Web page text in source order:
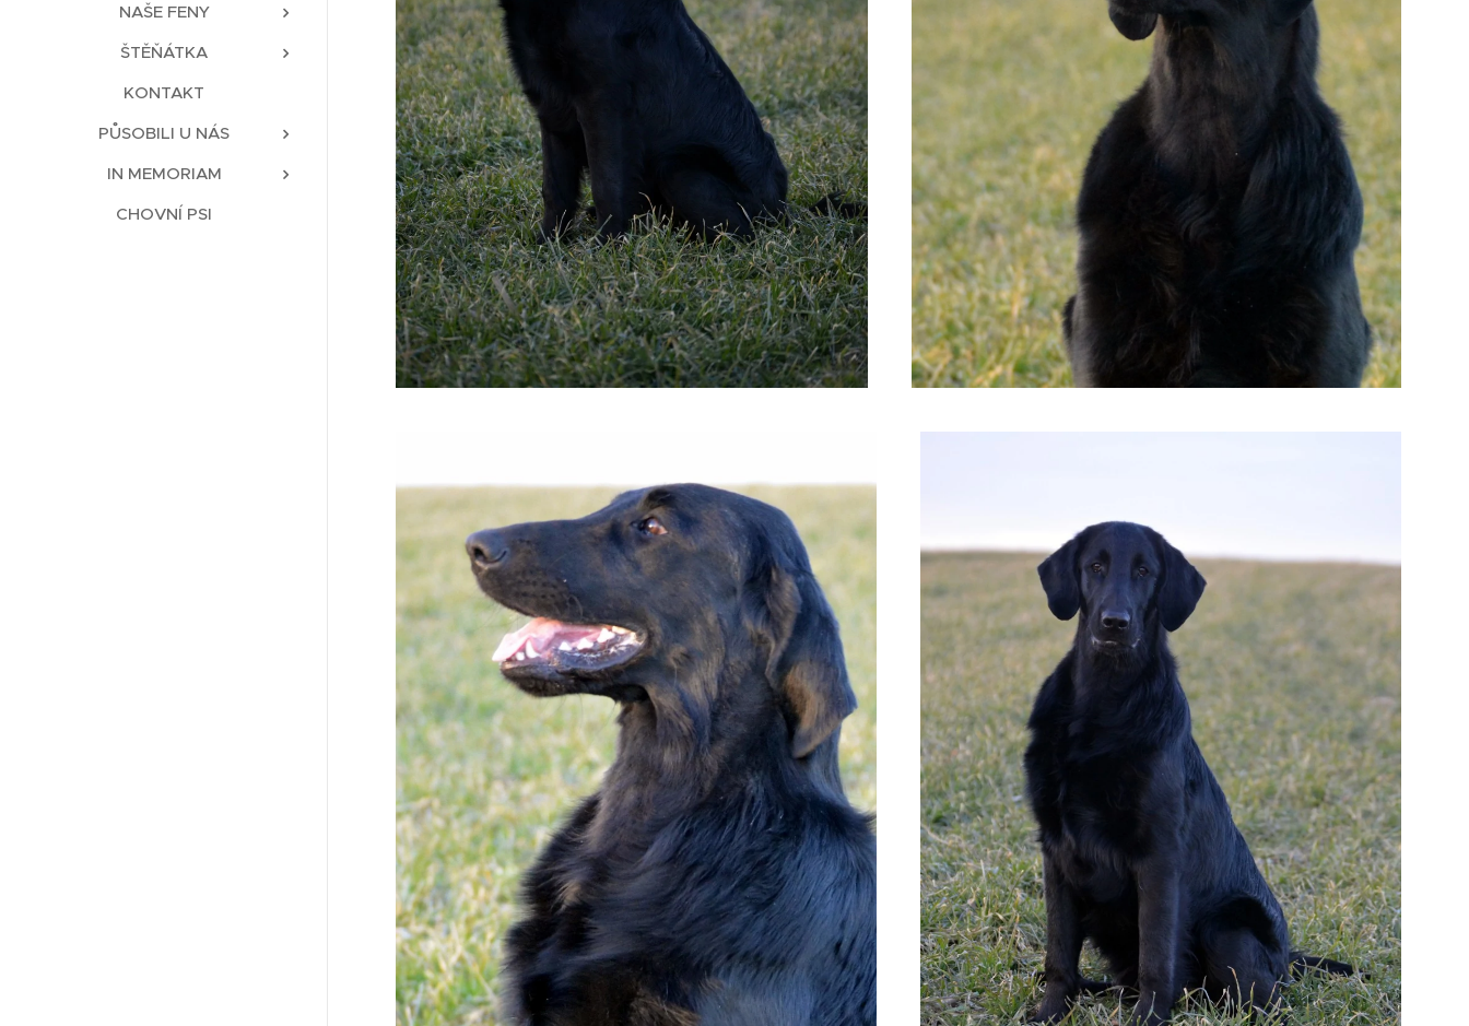
NAŠE FENY
ŠTĚŇÁTKA
KONTAKT
PŮSOBILI U NÁS
IN MEMORIAM
CHOVNÍ PSI